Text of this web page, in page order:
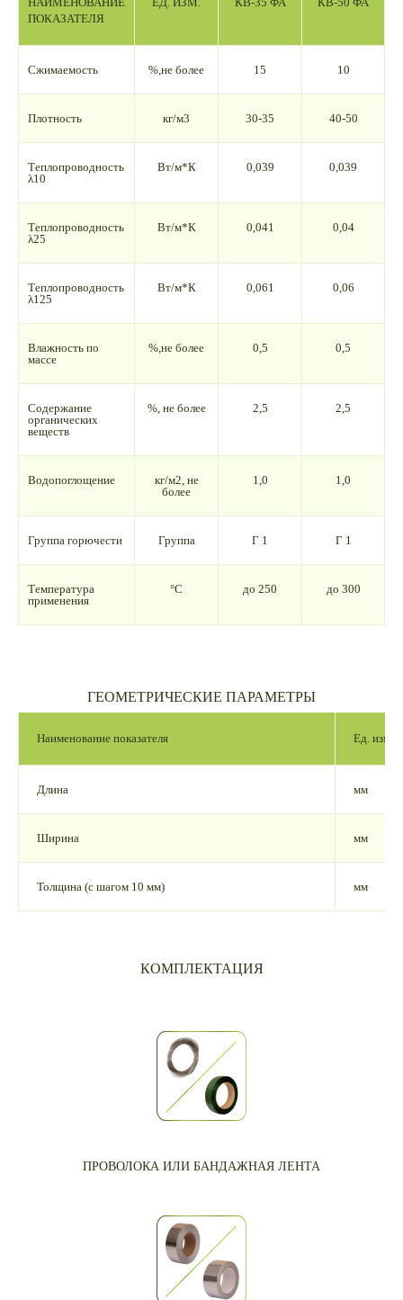
ПОКАЗАТЕЛЯ
Сжимаемость %,не более 15 10
Плотность кг/м3 30-35 40-50
Теплопроводность
λ10
Вт/м*К 0,039 0,039
Теплопроводность
λ25
Вт/м*К 0,041 0,04
Теплопроводность
λ125
Вт/м*К 0,061 0,06
Влажность по
массе
%,не более 0,5 0,5
Содержание
органических
веществ
%, не более 2,5 2,5
Водопоглощение
кг/м2, не
более
1,0 1,0
Группа горючести Группа Г 1 Г 1
Температура
применения
°С до 250 до 300
ГЕОМЕТРИЧЕСКИЕ ПАРАМЕТРЫ
Наименование показателя Ед. изм.
Длина мм
Ширина мм
Толщина (с шагом 10 мм) мм
КОМПЛЕКТАЦИЯ
ПРОВОЛОКА ИЛИ БАНДАЖНАЯ ЛЕНТА